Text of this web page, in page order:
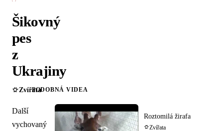
Šikovný
pes
z
Ukrajiny
Zvířata
Další
vychovaný
PODOBNÁ VIDEA
Roztomilá žirafa
Zvířata